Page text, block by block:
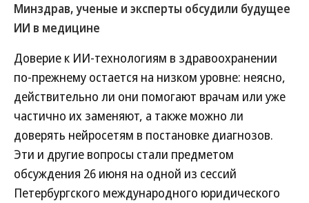
Минздрав, ученые и эксперты обсудили будущее
ИИ в медицине
Доверие к ИИ-технологиям в здравоохранении
по-прежнему остается на низком уровне: неясно,
действительно ли они помогают врачам или уже
частично их заменяют, а также можно ли
доверять нейросетям в постановке диагнозов.
Эти и другие вопросы стали предметом
обсуждения 26 июня на одной из сессий
Петербургского международного юридического